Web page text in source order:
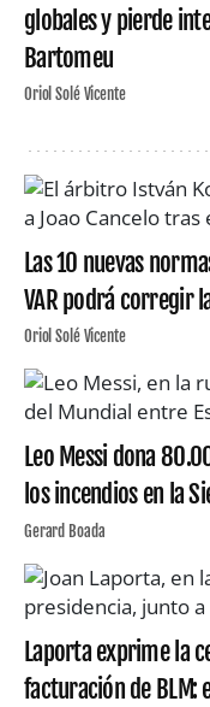
globales y pierde
Bartomeu
Oriol Solé Vicente
Las 10 nuevas
VAR podrá corregir
Oriol Solé Vicente
Leo Messi dona
los incendios en la
Gerard Boada
Laporta exprime la
facturación de BLM: